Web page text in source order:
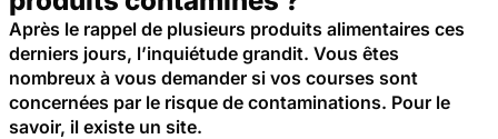
Après le rappel de plusieurs produits alimentaires ces
derniers jours, l’inquiétude grandit. Vous êtes
nombreux à vous demander si vos courses sont
concernées par le risque de contaminations. Pour le
savoir, il existe un site.